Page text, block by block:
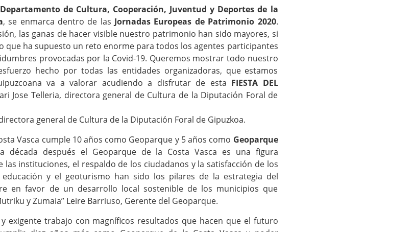
Departamento de Cultura, Cooperación, Juventud y Deportes de la
, se enmarca dentro de las Jornadas Europeas de Patrimonio 2020.
las ganas de hacer visible nuestro patrimonio han sido mayores, si
que ha supuesto un reto enorme para todos los agentes participantes
provocadas por la Covid-19. Queremos mostrar todo nuestro
hecho por todas las entidades organizadoras, que estamos
va a valorar acudiendo a disfrutar de esta FIESTA DEL
Jose Telleria, directora general de Cultura de la Diputación Foral de
general de Cultura de la Diputación Foral de Gipuzkoa.
Vasca cumple 10 años como Geoparque y 5 años como Geoparque
década después el Geoparque de la Costa Vasca es una figura
las instituciones, el respaldo de los ciudadanos y la satisfacción de los
educación y el geoturismo han sido los pilares de la estrategia del
en favor de un desarrollo local sostenible de los municipios que
y Zumaia” Leire Barriuso, Gerente del Geoparque.
exigente trabajo con magníficos resultados que hacen que el futuro